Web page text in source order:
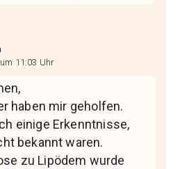
11:03 Uhr
haben mir geholfen.
einige Erkenntnisse,
bekannt waren.
zu Lipödem wurde